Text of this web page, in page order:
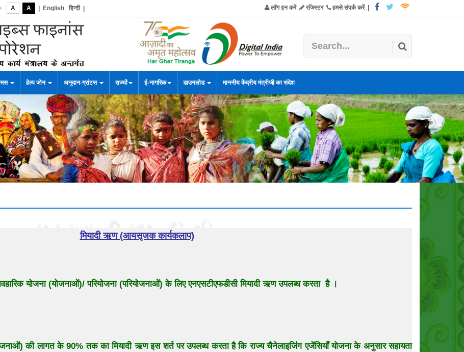
A A English हिन्दी| लॉग इन करें रजिस्टर हमसे संपर्क करें|
हेल्प जोन अनुदान-ग्रांटस राज्यों ई-नागरिक डाउनलोड माननीय केंद्रीय मंत्रीजी का संदेश
मियादी ऋण (आयसृजक कार्यकलाप)
योजना (योजनाओं)/ परियोजना (परियोजनाओं) के लिए एनएसटीएफडीसी मियादी ऋण उपलब्ध करता है ।
की लागत के 90% तक का मियादी ऋण इस शर्त पर उपलब्ध करता है कि राज्य चैनेलाइजिंग एजेंसियाँ योजना के अनुसार सहायता